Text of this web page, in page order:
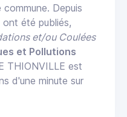
Depuis
ont été publiés,
et/ou Coulées
et Pollutions
THIONVILLE est
d'une minute sur